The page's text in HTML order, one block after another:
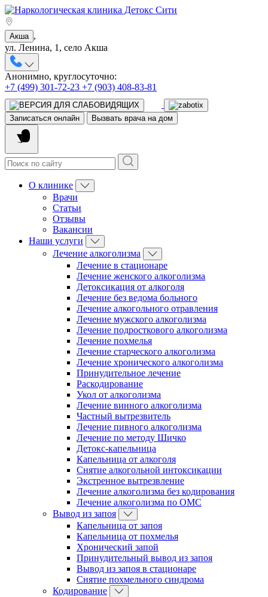
Акша ,
ул. Ленина, 1, село Акша
Анонимно, круглосуточно:
+7 (499) 301-72-23 +7 (903) 408-83-81
Записаться онлайн Вызвать врача на дом
О клинике
Врачи
Статьи
Отзывы
Вакансии
Наши услуги
Лечение алкоголизма
Лечение в стационаре
Лечение женского алкоголизма
Детоксикация от алкоголя
Лечение без ведома больного
Лечение алкогольного отравления
Лечение мужского алкоголизма
Лечение подросткового алкоголизма
Лечение похмелья
Лечение старческого алкоголизма
Лечение хронического алкоголизма
Принудительное лечение
Раскодирование
Укол от алкоголизма
Лечение винного алкоголизма
Частный вытрезвитель
Лечение пивного алкоголизма
Лечение по методу Шичко
Детокс-капельница
Капельница от алкоголя
Снятие алкогольной интоксикации
Экстренное вытрезвление
Лечение алкоголизма без кодирования
Лечение алкоголизма по ОМС
Вывод из запоя
Капельница от запоя
Капельница от похмелья
Хронический запой
Принудительный вывод из запоя
Вывод из запоя в стационаре
Снятие похмельного синдрома
Кодирование